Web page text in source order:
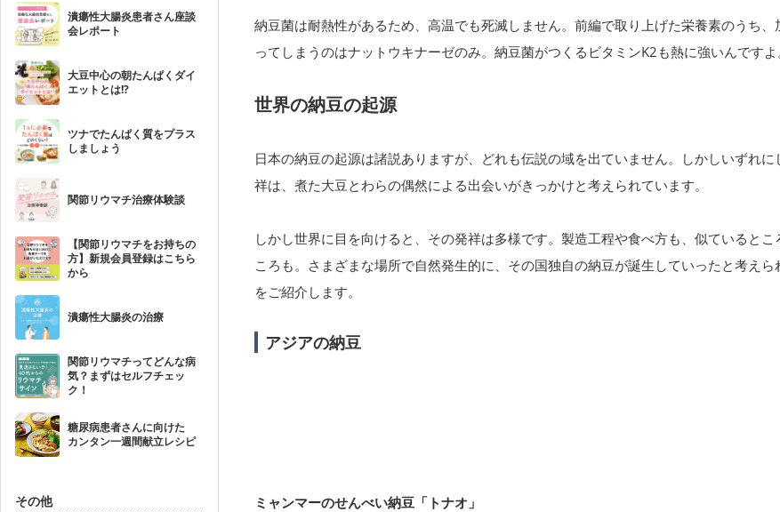
潰瘍性大腸炎患者さん座談
会レポート
大豆中心の朝たんぱくダイ
エットとは!?
ツナでたんぱく質をプラス
しましょう
関節リウマチ治療体験談
【関節リウマチをお持ちの
方】新規会員登録はこちら
から
潰瘍性大腸炎の治療
関節リウマチってどんな病
気？まずはセルフチェッ
ク！
糖尿病患者さんに向けた
カンタン一週間献立レシピ
その他
納豆菌は耐熱性があるため、高温でも死滅しません。前編で取り上げた栄養素のうち、
ってしまうのはナットウキナーゼのみ。納豆菌がつくるビタミンK2も熱に強いんですよ
世界の納豆の起源
日本の納豆の起源は諸説ありますが、どれも伝説の域を出ていません。しかしいずれ
祥は、煮た大豆とわらの偶然による出会いがきっかけと考えられています。
しかし世界に目を向けると、その発祥は多様です。製造工程や食べ方も、似ているとこ
ころも。さまざまな場所で自然発生的に、その国独自の納豆が誕生していったと考え
をご紹介します。
アジアの納豆
ミャンマーのせんべい納豆「トナオ」